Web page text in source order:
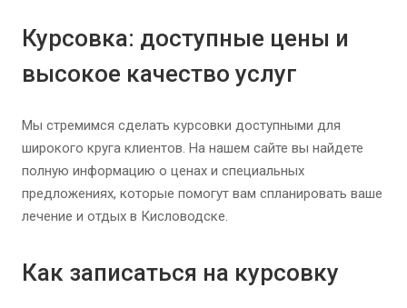
Курсовка: доступные цены и
высокое качество услуг
Мы стремимся сделать курсовки доступными для
широкого круга клиентов. На нашем сайте вы найдете
полную информацию о ценах и специальных
предложениях, которые помогут вам спланировать ваше
лечение и отдых в Кисловодске.
Как записаться на курсовку